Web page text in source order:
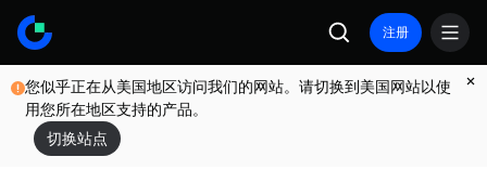
注册
您似乎正在从美国地区访问我们的网站。请切换到美国网站以使
用您所在地区支持的产品。
切换站点